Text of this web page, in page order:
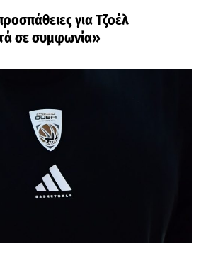
για Τζοέλ
σε συμφωνία»